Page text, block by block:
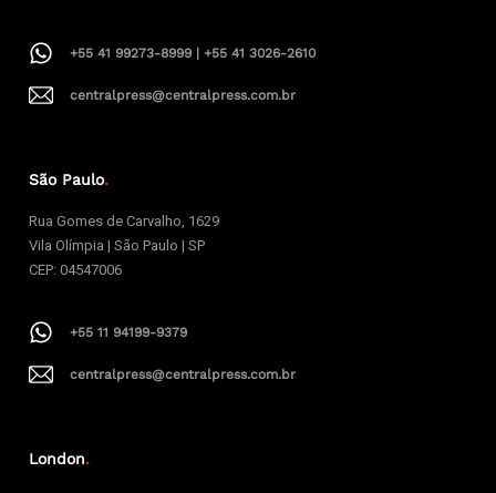
+55 41 99273-8999 | +55 41 3026-2610
centralpress@centralpress.com.br
São Paulo.
Rua Gomes de Carvalho, 1629
Vila Olímpia | São Paulo | SP
CEP: 04547006
+55 11 94199-9379
centralpress@centralpress.com.br
London.